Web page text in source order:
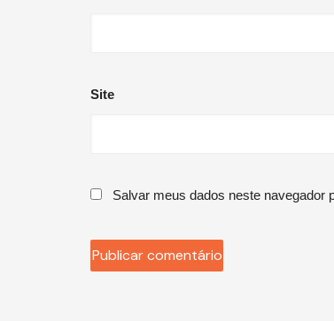
Site
Salvar meus dados neste navegador